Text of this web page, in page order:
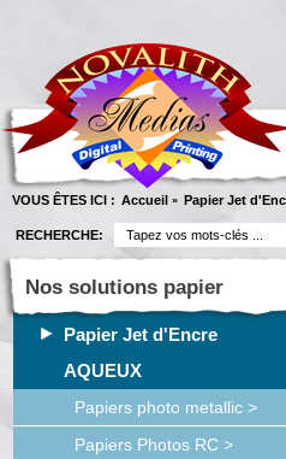
VOUS ÊTES ICI : Accueil » Papier Jet
RECHERCHE:
Nos solutions papier
Papier Jet d'Encre
AQUEUX
Papiers photo metallic >
Papiers Photos RC >